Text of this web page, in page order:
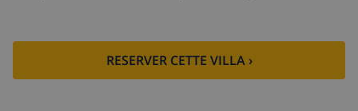
RESERVER CETTE VILLA ›